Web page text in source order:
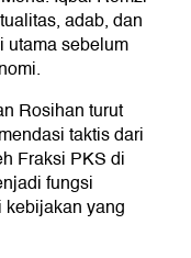
adab, dan
utama sebelum
Rosihan turut
taktis dari
Fraksi PKS di
fungsi
yang